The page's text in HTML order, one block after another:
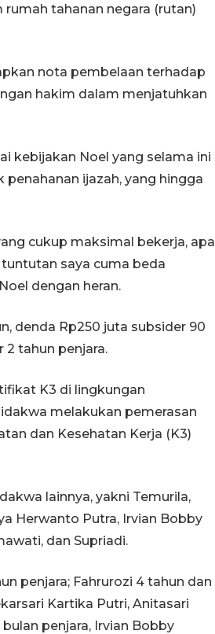
tahanan negara (rutan)
nota pembelaan terhadap
hakim dalam menjatuhkan
kebijakan Noel yang selama ini
ijazah, yang hingga
cukup maksimal bekerja, apa
saya cuma beda
dengan heran.
denda Rp250 juta subsider 90
2 tahun penjara.
K3 di lingkungan
melakukan pemerasan
dan Kesehatan Kerja (K3)
lainnya, yakni Temurila,
Herwanto Putra, Irvian Bobby
dan Supriadi.
penjara; Fahrurozi 4 tahun dan
Kartika Putri, Anitasari
penjara, Irvian Bobby
pembentukan
Merah Putih di